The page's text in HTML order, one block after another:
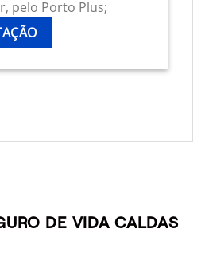
pelo Porto Plus;
DE VIDA CALDAS